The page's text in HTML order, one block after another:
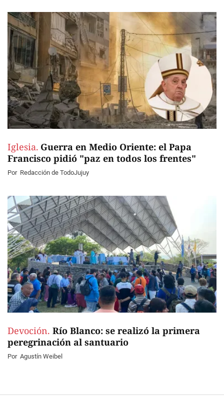
Iglesia. Guerra en Medio Oriente: el Papa
Francisco pidió "paz en todos los frentes"
Por Redacción de TodoJujuy
Devoción. Río Blanco: se realizó la primera
peregrinación al santuario
Por Agustín Weibel